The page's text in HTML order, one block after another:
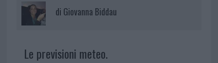
di Giovanna Biddau
Le previsioni meteo.